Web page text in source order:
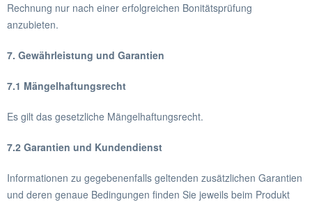
Rechnung nur nach einer erfolgreichen Bonitätsprüfung
anzubieten.
7. Gewährleistung und Garantien
7.1 Mängelhaftungsrecht
Es gilt das gesetzliche Mängelhaftungsrecht.
7.2 Garantien und Kundendienst
Informationen zu gegebenenfalls geltenden zusätzlichen Garantien
und deren genaue Bedingungen finden Sie jeweils beim Produkt